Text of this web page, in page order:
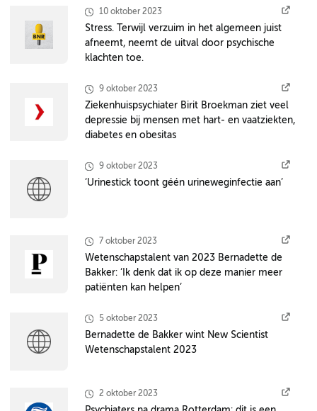
10 oktober 2023
Stress. Terwijl verzuim in het algemeen juist
afneemt, neemt de uitval door psychische
klachten toe.
9 oktober 2023
Ziekenhuispsychiater Birit Broekman ziet veel
depressie bij mensen met hart- en vaatziekten,
diabetes en obesitas
9 oktober 2023
‘Urinestick toont géén urineweginfectie aan’
7 oktober 2023
Wetenschapstalent van 2023 Bernadette de
Bakker: ‘Ik denk dat ik op deze manier meer
patiënten kan helpen’
5 oktober 2023
Bernadette de Bakker wint New Scientist
Wetenschapstalent 2023
2 oktober 2023